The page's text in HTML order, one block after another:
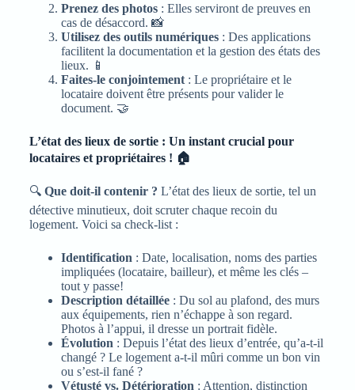
Prenez des photos: Elles serviront de preuves en
cas de désaccord. 📸
Utilisez des outils numériques: Des applications
facilitent la documentation et la gestion des états des
lieux. 📱
Faites-le conjointement: Le propriétaire et le
locataire doivent être présents pour valider le
document. 🤝
L’état des lieux de sortie : Un instant crucial pour
locataires et propriétaires ! 🏠
🔍 Que doit-il contenir ? L’état des lieux de sortie, tel un
détective minutieux, doit scruter chaque recoin du
logement. Voici sa check-list :
Identification : Date, localisation, noms des parties
impliquées (locataire, bailleur), et même les clés –
tout y passe!
Description détaillée: Du sol au plafond, des murs
aux équipements, rien n’échappe à son regard.
Photos à l’appui, il dresse un portrait fidèle.
Évolution : Depuis l’état des lieux d’entrée, qu’a-t-il
changé ? Le logement a-t-il mûri comme un bon vin
ou s’est-il fané ?
Vétusté vs. Détérioration : Attention, distinction